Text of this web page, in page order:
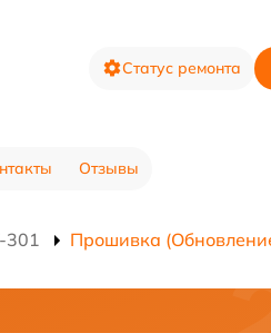
Статус ремонта
Отзывы
301 Прошивка